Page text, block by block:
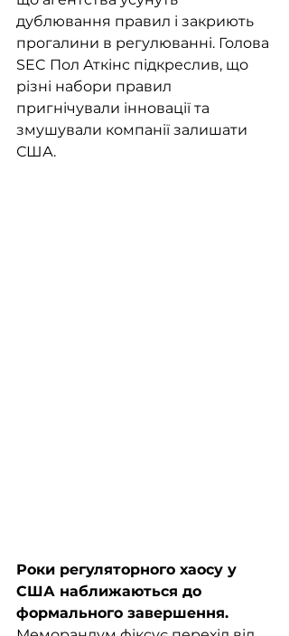
дублювання правил і закриють
прогалини в регулюванні. Голова
SEC Пол Аткінс підкреслив, що
різні набори правил
пригнічували інновації та
змушували компанії залишати
США.
Роки регуляторного хаосу у
США наближаються до
формального завершення.